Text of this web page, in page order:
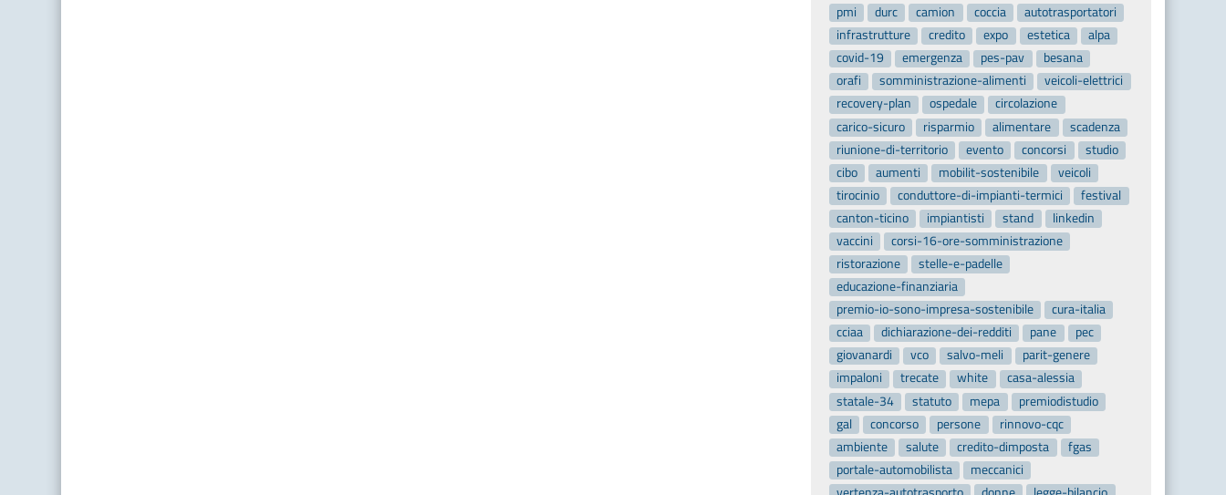
pmi
durc camion coccia
autotrasportatori
infrastrutture
credito expo estetica
alpa
covid-19
emergenza pes-pav
besana
orafi
somministrazione-alimenti
veicoli-elettrici
recovery-plan
ospedale
circolazione
carico-sicuro
risparmio alimentare
scadenza
riunione-di-territorio
evento concorsi
studio
cibo
aumenti mobilit-sostenibile
veicoli
tirocinio
conduttore-di-impianti-termici
festival
canton-ticino
impiantisti stand
linkedin
vaccini
corsi-16-ore-somministrazione
ristorazione
stelle-e-padelle
educazione-finanziaria
premio-io-sono-impresa-sostenibile
cura-italia
cciaa
dichiarazione-dei-redditi pane
pec
giovanardi
vco salvo-meli
parit-genere
impaloni
trecate white
casa-alessia
statale-34
statuto mepa
premiodistudio
gal
concorso persone
rinnovo-cqc
ambiente
salute credito-dimposta
fgas
portale-automobilista
meccanici